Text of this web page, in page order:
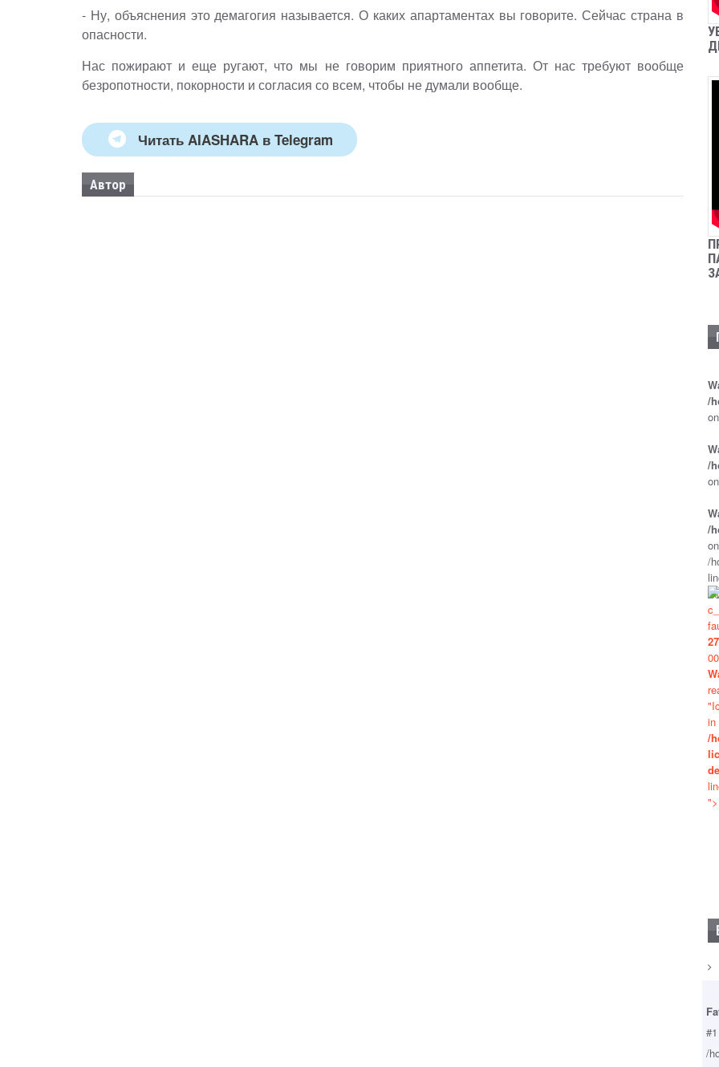
- Ну, объяснения это демагогия называется. О каких апартаментах вы говорите. Сейчас страна в
опасности.
Нас пожирают и еще ругают, что мы не говорим приятного аппетита. От нас требуют вообще
безропотности, покорности и согласия со всем, чтобы не думали вообще.
Читать AIASHARA в Telegram
Автор
/
/
/
/
/
in
/
">
/